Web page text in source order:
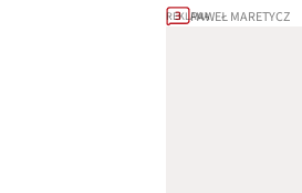
3 PAWEŁ MARETYCZ